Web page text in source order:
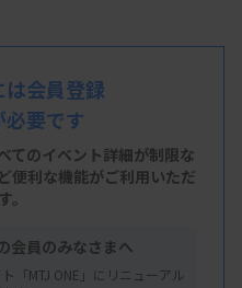
会員登録
必要です
てのイベント詳細が制限な
便利な機能がご利用いただ
。
会員のみなさまへ
「MTJ ONE」にリニューアル